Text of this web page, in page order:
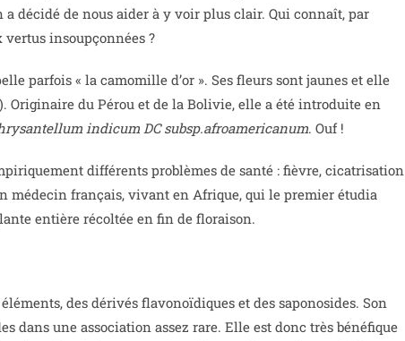
décidé de nous aider à y voir plus clair. Qui connaît, par
vertus insoupçonnées ?
parfois « la camomille d’or ». Ses fleurs sont jaunes et elle
Originaire du Pérou et de la Bolivie, elle a été introduite en
indicum DC subsp.afroamericanum. Ouf !
différents problèmes de santé : fièvre, cicatrisation
médecin français, vivant en Afrique, qui le premier étudia
entière récoltée en fin de floraison.
des dérivés flavonoïdiques et des saponosides. Son
dans une association assez rare. Elle est donc très bénéfique